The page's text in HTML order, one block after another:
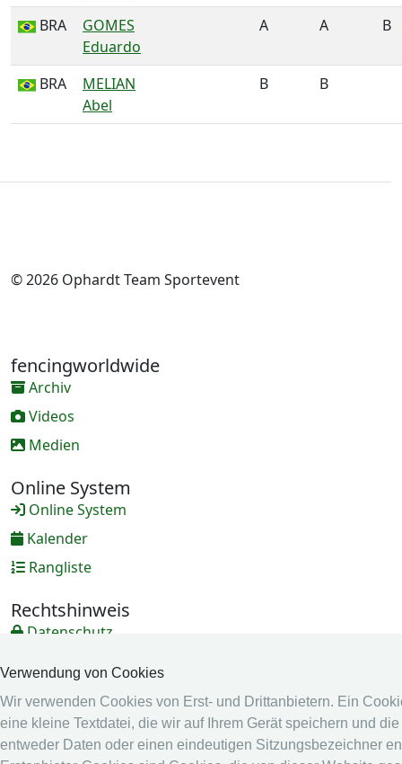
Verwendung von Cookies
Wir verwenden Cookies von Erst- und Drittanbietern. Ein
eine kleine Textdatei, die wir auf Ihrem Gerät speichern und die
entweder Daten oder einen eindeutigen Sitzungsbezeichner
BRA
GOMES
Eduardo
A A B
BRA
MELIAN
Abel
B B
© 2026 Ophardt Team Sportevent
fencingworldwide
Archiv
Videos
Medien
Online System
Online System
Kalender
Rangliste
Rechtshinweis
Datenschutz
andere
Live Ergebnisse: Fechten